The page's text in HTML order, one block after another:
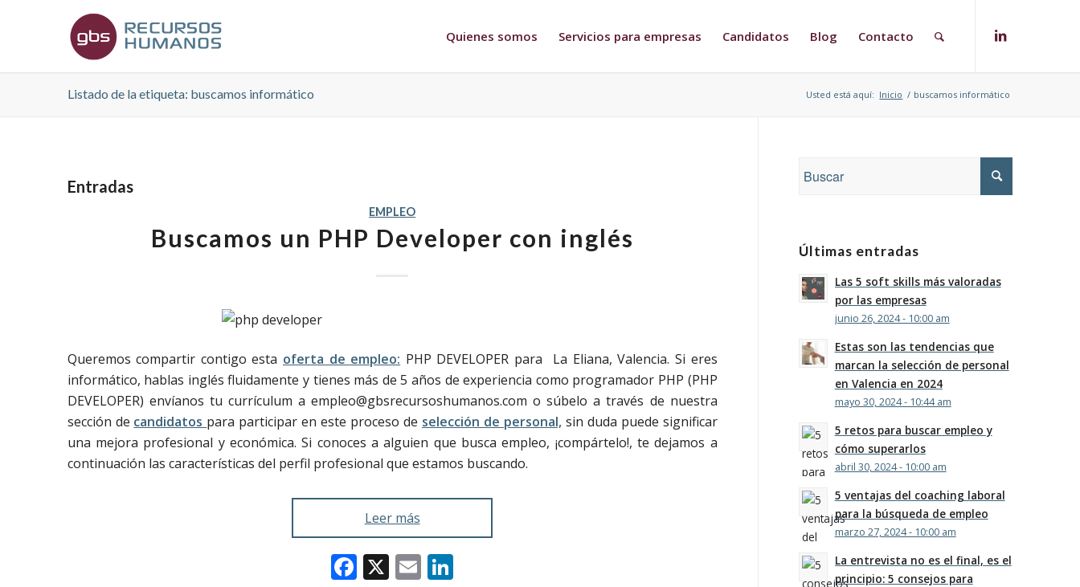
Quienes somos Servicios para empresas Candidatos Blog Contacto
Listado de la etiqueta: buscamos informático Usted está aquí: Inicio / buscamos informático
Entradas
EMPLEO
Buscamos un PHP Developer con inglés
Queremos compartir contigo esta oferta de empleo: PHP DEVELOPER para La Eliana, Valencia. Si eres
informático, hablas inglés fluidamente y tienes más de 5 años de experiencia como programador PHP (PHP
DEVELOPER) envíanos tu currículum a empleo@gbsrecursoshumanos.com o súbelo a través de nuestra
sección de candidatos para participar en este proceso de selección de personal, sin duda puede significar
una mejora profesional y económica. Si conoces a alguien que busca empleo, ¡compártelo!, te dejamos a
continuación las características del perfil profesional que estamos buscando.
Leer más
Facebook
X Email
Últimas entradas
Las 5 soft skills más valoradas
por las empresas
junio 26, 2024 - 10:00 am
Estas son las tendencias que
marcan la selección de personal
en Valencia en 2024
mayo 30, 2024 - 10:44 am
5 retos para buscar empleo y
cómo superarlos
abril 30, 2024 - 10:00 am
5 ventajas del coaching laboral
para la búsqueda de empleo
marzo 27, 2024 - 10:00 am
La entrevista no es el final, es el
principio: 5 consejos para